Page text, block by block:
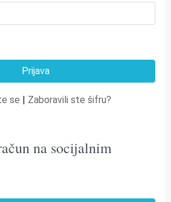
se | Zaboravili ste šifru?
na socijalnim